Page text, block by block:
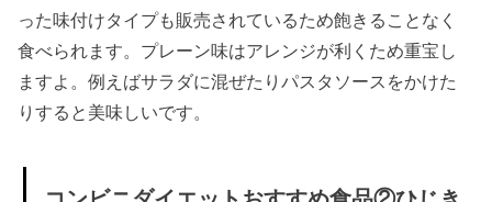
めのコ
ンビニ
昼食①
おにぎ
った味付けタイプも販売されているため飽きることなく
食べられます。プレーン味はアレンジが利くため重宝し
ますよ。例えばサラダに混ぜたりパスタソースをかけた
りすると美味しいです。